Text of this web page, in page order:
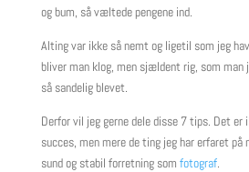
og bum, så væltede pengene ind.
Alting var ikke så nemt og ligetil som jeg
bliver man klog, men sjældent rig, som man
så sandelig blevet.
Derfor vil jeg gerne dele disse 7 tips. Det er
succes, men mere de ting jeg har erfaret på
sund og stabil forretning som fotograf.